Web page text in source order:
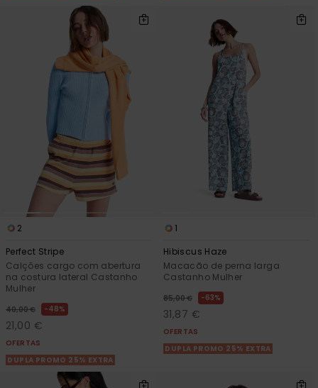
2
Perfect Stripe
Calções cargo com abertura
na costura lateral Castanho
Mulher
40,00 € 48%
21,00 €
OFERTAS
DUPLA PROMO 25% EXTRA
1
Hibiscus Haze
Macacão de perna larga
Castanho Mulher
85,00 € 63%
31,87 €
OFERTAS
DUPLA PROMO 25% EXTRA